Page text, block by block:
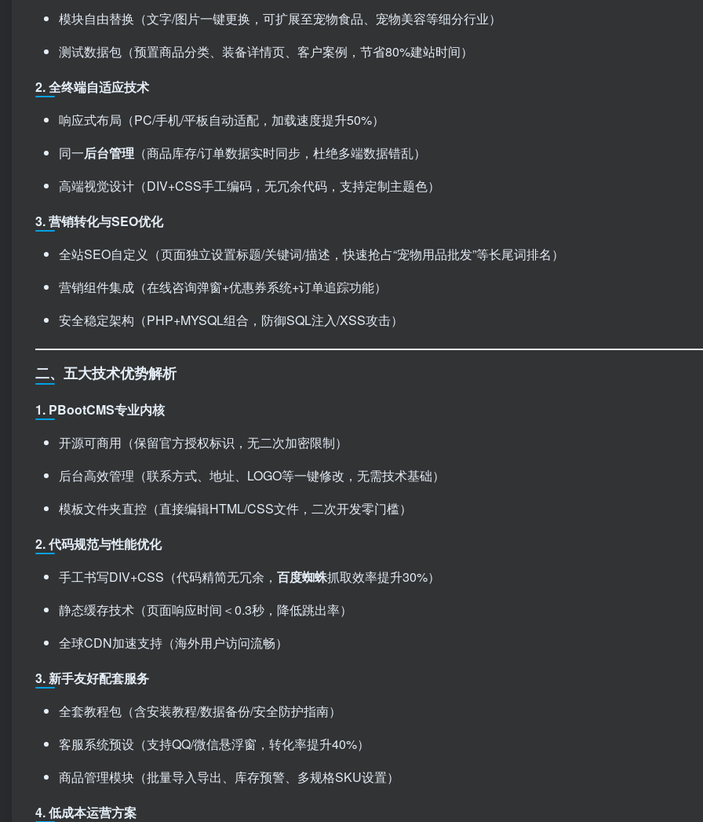
模块自由替换（文字/图片一键更换，可扩展至宠物食品、宠物美容等细分行业）
测试数据包（预置商品分类、装备详情页、客户案例，节省80%建站时间）
2. ​全终端自适应技术
响应式布局（PC/手机/平板自动适配，加载速度提升50%）
同一后台管理 （商品库存/订单数据实时同步，杜绝多端数据错乱）
高端视觉设计（DIV+CSS手工编码，无冗余代码，支持定制主题色）
3. ​营销转化与SEO优化
全站SEO自定义（页面独立设置标题/关键词/描述，快速抢占“宠物用品批发”等长尾词排名）
营销组件集成（在线咨询弹窗+优惠券系统+订单追踪功能）
安全稳定架构（PHP+MYSQL组合，防御SQL注入/XSS攻击）
二、五大技术优势解析
1. PBootCMS专业内核
开源可商用（保留官方授权标识，无二次加密限制）
后台高效管理（联系方式、地址、LOGO等一键修改，无需技术基础）
模板文件夹直控（直接编辑HTML/CSS文件，二次开发零门槛）
2. 代码规范与性能优化
手工书写DIV+CSS（代码精简无冗余， 百度蜘蛛抓取效率提升30%）
静态缓存技术（页面响应时间＜0.3秒，降低跳出率）
全球CDN加速支持（海外用户访问流畅）
3. 新手友好配套服务
全套教程包（含安装教程/数据备份/安全防护指南）
客服系统预设（支持QQ/微信悬浮窗，转化率提升40%）
商品管理模块（批量导入导出、库存预警、多规格SKU设置）
4. 低成本运营方案